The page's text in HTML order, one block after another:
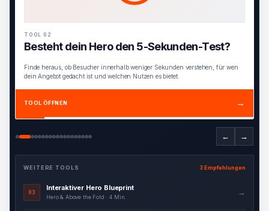
TOOL 02
Besteht dein Hero den 5-Sekunden-Test?
Finde heraus, ob Besucher innerhalb weniger Sekunden verstehen, für wen
dein Angebot gedacht ist und welchen Nutzen es bietet.
TOOL ÖFFNEN →
← →
WEITERE TOOLS 3 Empfehlungen
03
Interaktiver Hero Blueprint
Hero & Above the Fold · 4 Min.
→